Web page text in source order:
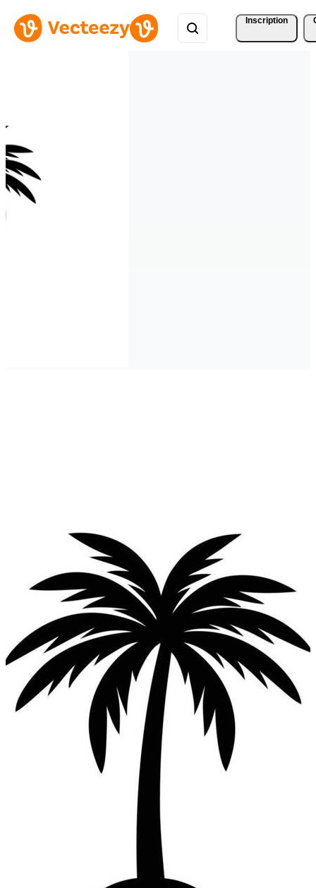
Inscription